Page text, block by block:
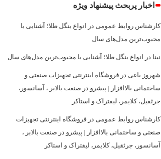
اخبار پربحث پیشنهاد ویژه
کارشناس روابط عمومی در
انواع بنگل طلا؛ آشنایی با
محبوب‌ترین مدل‌های سال
نینا در انواع بنگل طلا؛ آشنایی با محبوب‌ترین مدل‌های سال
شهروز باغی در فروشگاه اینترنتی تجهیزات صنعتی و
ساختمانی بالاافزار | پیشرو در صنعت بالابر ، آسانسور،
جرثقیل، کلایمر، لیفتراک و استاکر
کارشناس روابط عمومی در فروشگاه اینترنتی تجهیزات
صنعتی و ساختمانی بالاافزار | پیشرو در صنعت بالابر ،
آسانسور، جرثقیل، کلایمر، لیفتراک و استاکر